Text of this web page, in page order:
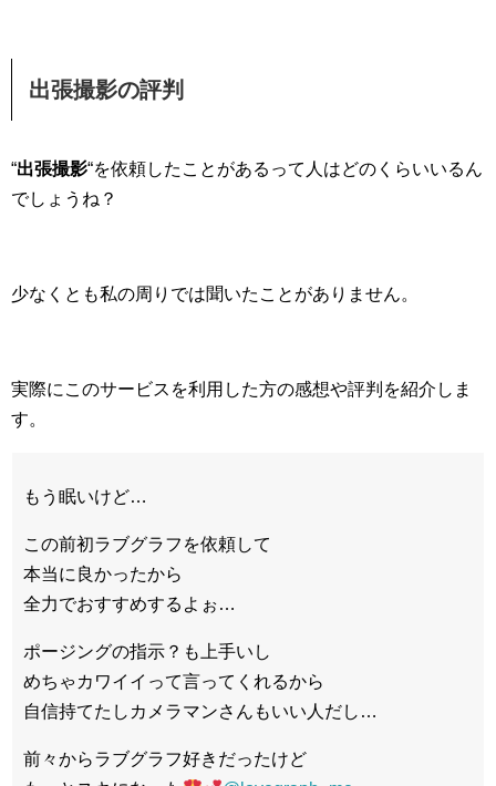
出張撮影の評判
“出張撮影“を依頼したことがあるって人はどのくらいいるん
でしょうね？
少なくとも私の周りでは聞いたことがありません。
実際にこのサービスを利用した方の感想や評判を紹介しま
す。
もう眠いけど…
この前初ラブグラフを依頼して
本当に良かったから
全力でおすすめするよぉ…
ポージングの指示？も上手いし
めちゃカワイイって言ってくれるから
自信持てたしカメラマンさんもいい人だし…
前々からラブグラフ好きだったけど